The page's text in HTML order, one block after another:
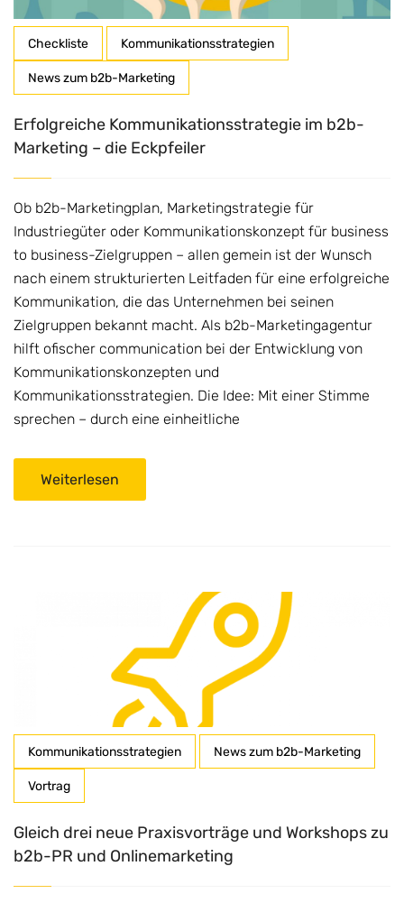
Checkliste Kommunikationsstrategien
News zum b2b-Marketing
Erfolgreiche Kommunikationsstrategie im b2b-
Marketing – die Eckpfeiler
Ob b2b-Marketingplan, Marketingstrategie für
Industriegüter oder Kommunikationskonzept für business
to business-Zielgruppen – allen gemein ist der Wunsch
nach einem strukturierten Leitfaden für eine erfolgreiche
Kommunikation, die das Unternehmen bei seinen
Zielgruppen bekannt macht. Als b2b-Marketingagentur
hilft ofischer communication bei der Entwicklung von
Kommunikationskonzepten und
Kommunikationsstrategien. Die Idee: Mit einer Stimme
sprechen – durch eine einheitliche
Weiterlesen
Kommunikationsstrategien News zum b2b-Marketing
Vortrag
Gleich drei neue Praxisvorträge und Workshops zu
b2b-PR und Onlinemarketing